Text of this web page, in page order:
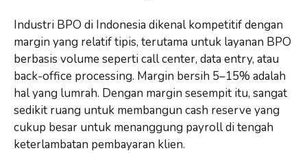
Industri BPO di Indonesia dikenal kompetitif dengan
margin yang relatif tipis, terutama untuk layanan BPO
berbasis volume seperti call center, data entry, atau
back-office processing. Margin bersih 5–15% adalah
hal yang lumrah. Dengan margin sesempit itu, sangat
sedikit ruang untuk membangun cash reserve yang
cukup besar untuk menanggung payroll di tengah
keterlambatan pembayaran klien.